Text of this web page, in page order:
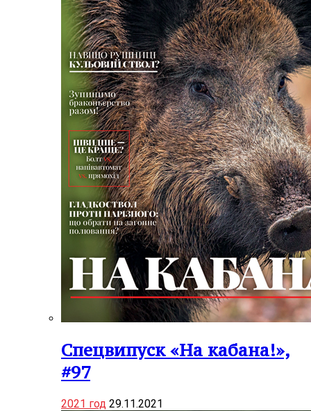
Спецвипуск «На кабана!»,
#97
2021 год 29.11.2021